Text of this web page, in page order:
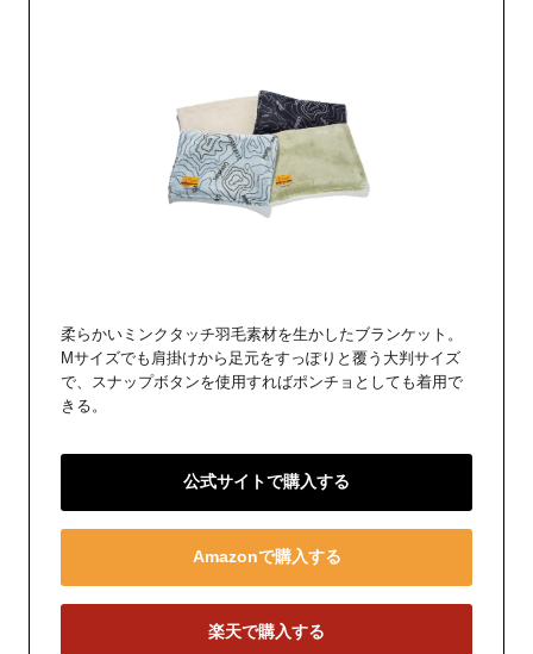
柔らかいミンクタッチ羽毛素材を生かしたブランケット。
Mサイズでも肩掛けから足元をすっぽりと覆う大判サイズ
で、スナップボタンを使用すればポンチョとしても着用で
きる。
公式サイトで購入する
Amazonで購入する
楽天で購入する